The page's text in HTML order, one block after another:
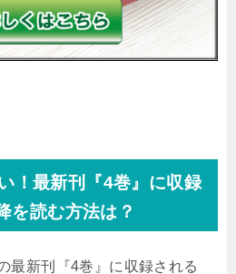
！最新刊『4巻』に収録
を読む方法は？
最新刊『4巻』に収録される